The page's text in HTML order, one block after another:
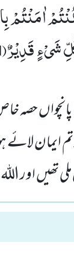
شَیْءٍ قَدِیْرٌ(41)
پانچواں
ایمان
تھیں اور